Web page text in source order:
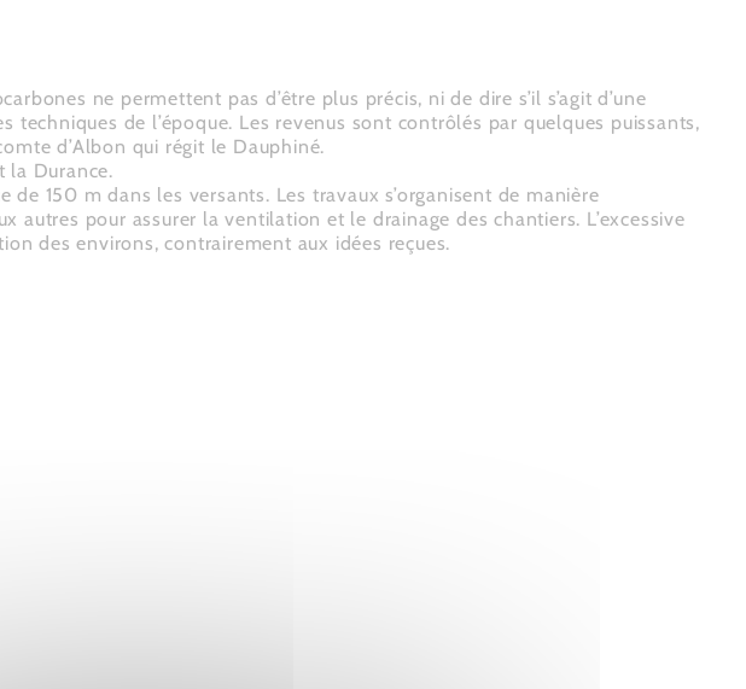
ne permettent pas d’être plus précis, ni de dire s’il s’agit d’une
de l’époque. Les revenus sont contrôlés par quelques puissants,
d’Albon qui régit le Dauphiné.
la Durance.
150 m dans les versants. Les travaux s’organisent de manière
pour assurer la ventilation et le drainage des chantiers. L’excessive
des environs, contrairement aux idées reçues.